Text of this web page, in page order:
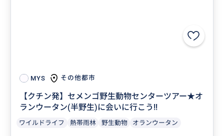
MYS その他都市
【クチン発】セメンゴ野生動物センターツアー★オ
ランウータン(半野生)に会いに行こう!!
ワイルドライフ 熱帯雨林 野生動物 オランウータン